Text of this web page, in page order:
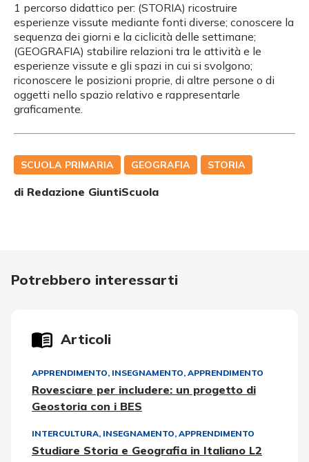
1 percorso didattico per: (STORIA) ricostruire
esperienze vissute mediante fonti diverse; conoscere la
sequenza dei giorni e la ciclicità delle settimane;
(GEOGRAFIA) stabilire relazioni tra le attività e le
esperienze vissute e gli spazi in cui si svolgono;
riconoscere le posizioni proprie, di altre persone o di
oggetti nello spazio relativo e rappresentarle
graficamente.
SCUOLA PRIMARIA GEOGRAFIA STORIA
di Redazione GiuntiScuola
Potrebbero interessarti
Articoli
APPRENDIMENTO, INSEGNAMENTO, APPRENDIMENTO
Rovesciare per includere: un progetto di
Geostoria con i BES
INTERCULTURA, INSEGNAMENTO, APPRENDIMENTO
Studiare Storia e Geografia in Italiano L2